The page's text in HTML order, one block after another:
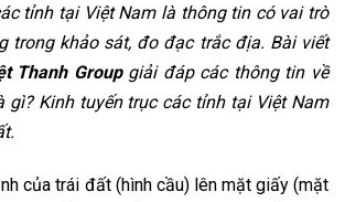
tỉnh tại Việt Nam là thông tin có vai trò
trong khảo sát, đo đạc trắc địa. Bài viết
Thanh Groupgiải đáp các thông tin về
gì? Kinh tuyến trục các tỉnh tại Việt Nam
của trái đất (hình cầu) lên mặt giấy (mặt